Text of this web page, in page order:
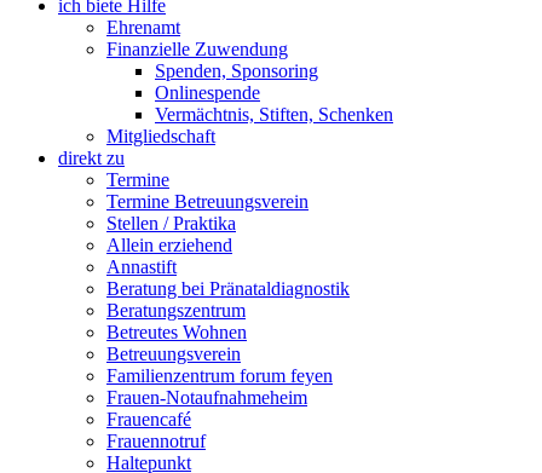
ich biete Hilfe
Ehrenamt
Finanzielle Zuwendung
Spenden, Sponsoring
Onlinespende
Vermächtnis, Stiften, Schenken
Mitgliedschaft
direkt zu
Termine
Termine Betreuungsverein
Stellen / Praktika
Allein erziehend
Annastift
Beratung bei Pränataldiagnostik
Beratungszentrum
Betreutes Wohnen
Betreuungsverein
Familienzentrum forum feyen
Frauen-Notaufnahmeheim
Frauencafé
Frauennotruf
Haltepunkt